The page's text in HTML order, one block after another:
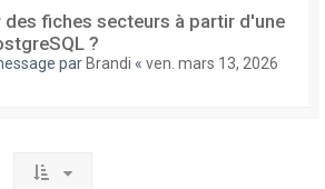
des fiches secteurs à partir d'une
?
par Brandi « ven. mars 13, 2026